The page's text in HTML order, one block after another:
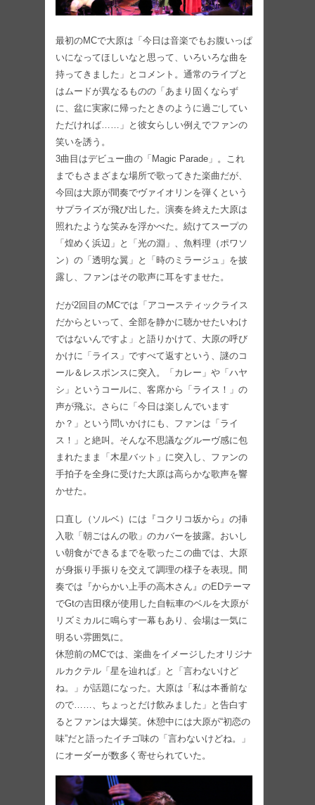
最初のMCで大原は「今日は音楽でもお腹いっぱ
いになってほしいなと思って、いろいろな曲を
持ってきました」とコメント。通常のライブと
はムードが異なるものの「あまり固くならず
に、盆に実家に帰ったときのように過ごしてい
ただければ……」と彼女らしい例えでファンの
笑いを誘う。
3曲目はデビュー曲の「Magic Parade」。これ
までもさまざまな場所で歌ってきた楽曲だが、
今回は大原が間奏でヴァイオリンを弾くという
サプライズが飛び出した。演奏を終えた大原は
照れたような笑みを浮かべた。続けてスープの
「煌めく浜辺」と「光の淵」、魚料理（ポワソ
ン）の「透明な翼」と「時のミラージュ」を披
露し、ファンはその歌声に耳をすませた。
だが2回目のMCでは「アコースティックライス
だからといって、全部を静かに聴かせたいわけ
ではないんですよ」と語りかけて、大原の呼び
かけに「ライス」ですべて返すという、謎のコ
ール＆レスポンスに突入。「カレー」や「ハヤ
シ」というコールに、客席から「ライス！」の
声が飛ぶ。さらに「今日は楽しんでいます
か？」という問いかけにも、ファンは「ライ
ス！」と絶叫。そんな不思議なグルーヴ感に包
まれたまま「木星バット」に突入し、ファンの
手拍子を全身に受けた大原は高らかな歌声を響
かせた。
口直し（ソルベ）には『コクリコ坂から』の挿
入歌「朝ごはんの歌」のカバーを披露。おいし
い朝食ができるまでを歌ったこの曲では、大原
が身振り手振りを交えて調理の様子を表現。間
奏では『からかい上手の高木さん』のEDテーマ
でGtの吉田穣が使用した自転車のベルを大原が
リズミカルに鳴らす一幕もあり、会場は一気に
明るい雰囲気に。
休憩前のMCでは、楽曲をイメージしたオリジナ
ルカクテル「星を辿れば」と「言わないけど
ね。」が話題になった。大原は「私は本番前な
ので……、ちょっとだけ飲みました」と告白す
るとファンは大爆笑。休憩中には大原が“初恋の
味”だと語ったイチゴ味の「言わないけどね。」
にオーダーが数多く寄せられていた。